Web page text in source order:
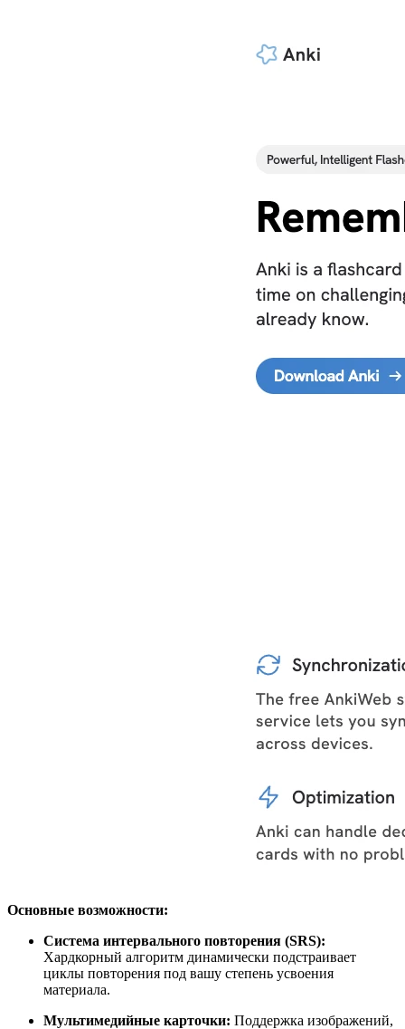
Основные возможности:
Система интервального повторения (SRS):
Хардкорный алгоритм динамически подстраивает
циклы повторения под вашу степень усвоения
материала.
Мультимедийные карточки: Поддержка изображений,